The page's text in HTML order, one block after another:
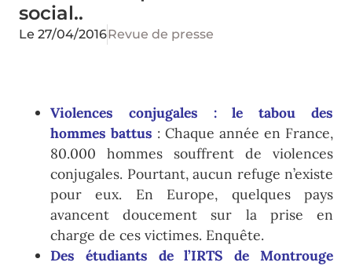
social..
Le 27/04/2016Revue de presse
Violences conjugales : le tabou des
hommes battus : Chaque année en France,
80.000 hommes souffrent de violences
conjugales. Pourtant, aucun refuge n’existe
pour eux. En Europe, quelques pays
avancent doucement sur la prise en
charge de ces victimes. Enquête.
Des étudiants de l’IRTS de Montrouge